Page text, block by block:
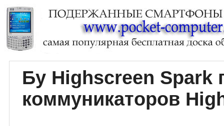
Бу Highscreen
коммуникаторов